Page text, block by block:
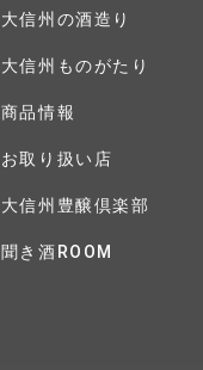
大信州の酒造り
大信州ものがたり
商品情報
お取り扱い店
大信州豊醸倶楽部
聞き酒ROOM